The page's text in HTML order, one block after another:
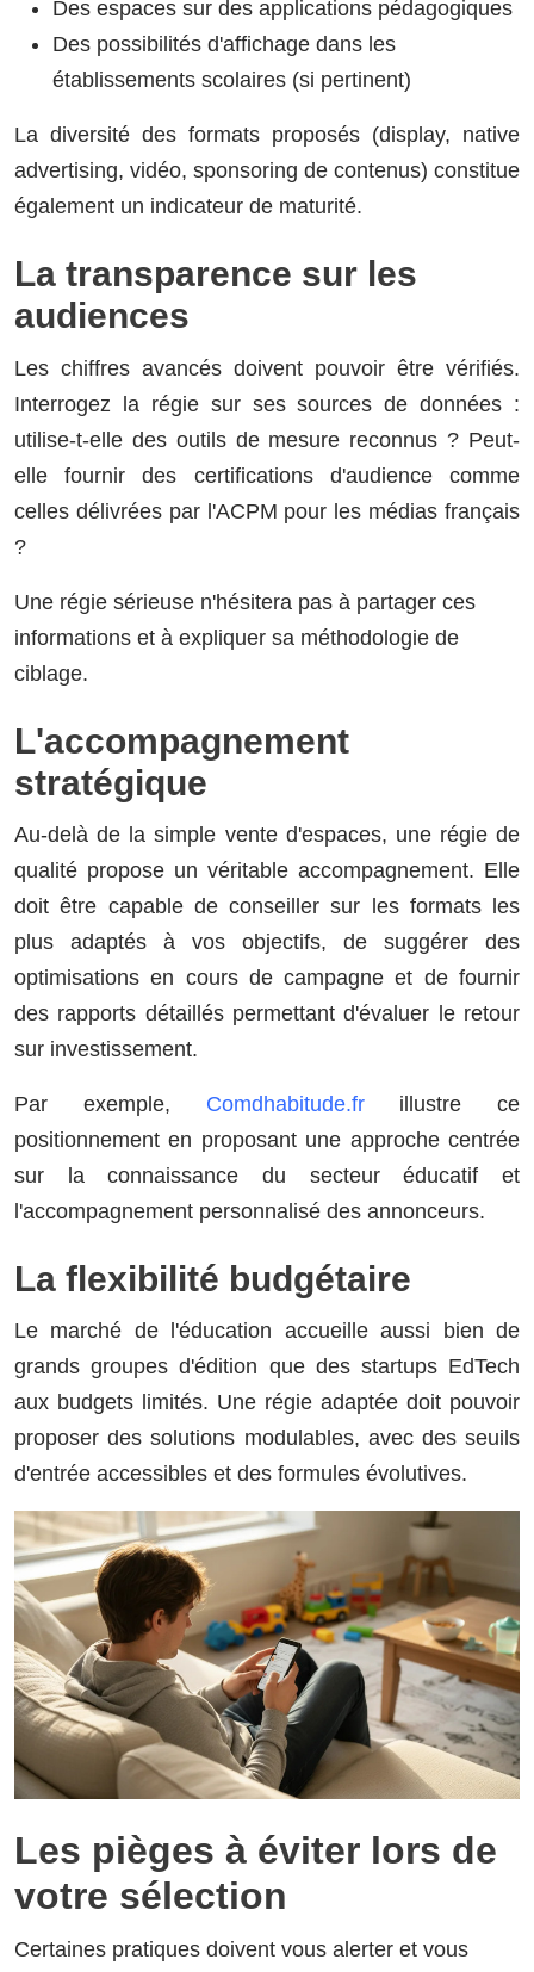
Des espaces sur des applications pédagogiques
Des possibilités d'affichage dans les
établissements scolaires (si pertinent)
La diversité des formats proposés (display, native
advertising, vidéo, sponsoring de contenus) constitue
également un indicateur de maturité.
La transparence sur les
audiences
Les chiffres avancés doivent pouvoir être vérifiés.
Interrogez la régie sur ses sources de données :
utilise-t-elle des outils de mesure reconnus ? Peut-
elle fournir des certifications d'audience comme
celles délivrées par l'ACPM pour les médias français
?
Une régie sérieuse n'hésitera pas à partager ces
informations et à expliquer sa méthodologie de
ciblage.
L'accompagnement
stratégique
Au-delà de la simple vente d'espaces, une régie de
qualité propose un véritable accompagnement. Elle
doit être capable de conseiller sur les formats les
plus adaptés à vos objectifs, de suggérer des
optimisations en cours de campagne et de fournir
des rapports détaillés permettant d'évaluer le retour
sur investissement.
Par exemple, Comdhabitude.frillustre ce
positionnement en proposant une approche centrée
sur la connaissance du secteur éducatif et
l'accompagnement personnalisé des annonceurs.
La flexibilité budgétaire
Le marché de l'éducation accueille aussi bien de
grands groupes d'édition que des startups EdTech
aux budgets limités. Une régie adaptée doit pouvoir
proposer des solutions modulables, avec des seuils
d'entrée accessibles et des formules évolutives.
Les pièges à éviter lors de
votre sélection
Certaines pratiques doivent vous alerter et vous